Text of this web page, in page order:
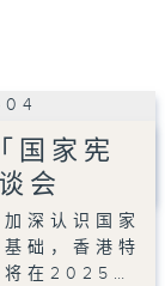
国家宪
会
深认识国家
础，香港特
将在2025…